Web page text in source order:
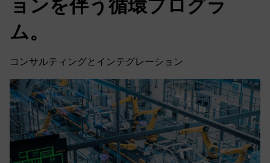
ョンを伴う循環プログラ
ム。
コンサルティングとインテグレーション